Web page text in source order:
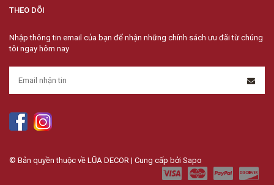
THEO DÕI
Nhập thông tin email của bạn để nhận những chính sách ưu đãi từ chúng
tôi ngay hôm nay
© Bản quyền thuộc về LŨA DECOR | Cung cấp bởi Sapo